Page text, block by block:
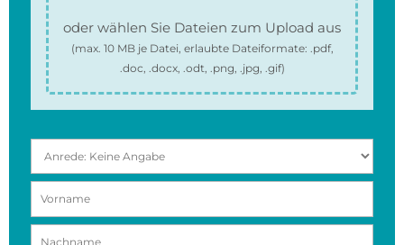
oder wählen Sie Dateien zum Upload aus
(max. 10 MBje Datei, erlaubte Dateiformate: .pdf,
.doc, .docx, .odt, .png, .jpg, .gif)